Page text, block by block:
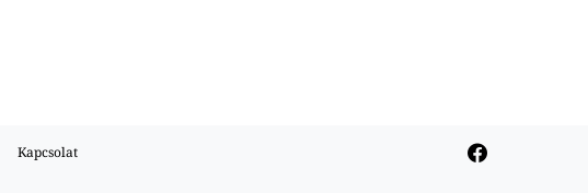
Kapcsolat